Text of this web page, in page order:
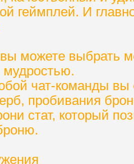
геймплей. И
можете выбрать
мудростью.
чат-команды вы
пробивания
стат, который